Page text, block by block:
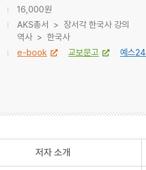
16,000원
AKS총서 > 장서각 한국사 강의
역사 > 한국사
e-book 교보문고 예스24
저자 소개